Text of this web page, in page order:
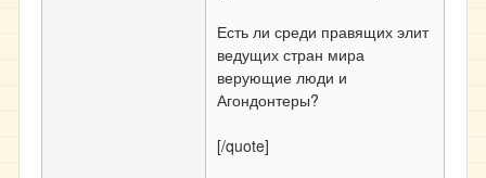
Есть ли среди правящих элит
ведущих стран мира
верующие люди и
Агондонтеры?
[/quote]